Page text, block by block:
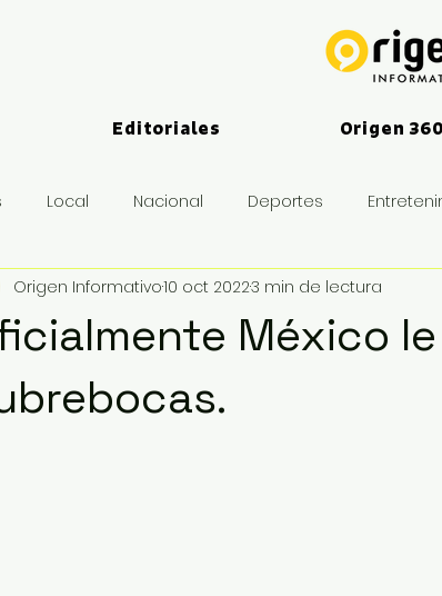
Editoriales Origen 360
Local Nacional Deportes
Deportes
México
Origen Informativo10 oct 20223 min de lectura